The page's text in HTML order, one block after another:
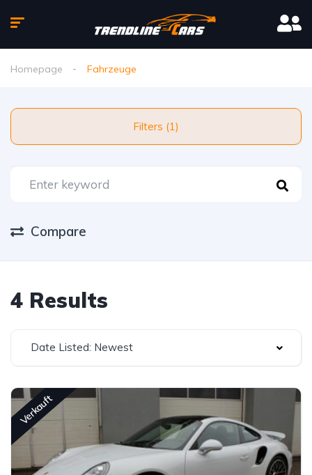
Homepage Fahrzeuge
Filters (1)
Compare
4 Results
Date Listed: Newest
Verkauft